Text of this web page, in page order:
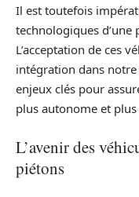
Il est toutefois
technologiques d’une
L’acceptation de ces
intégration dans
enjeux clés pour
plus autonome et plus
L’avenir des
piétons